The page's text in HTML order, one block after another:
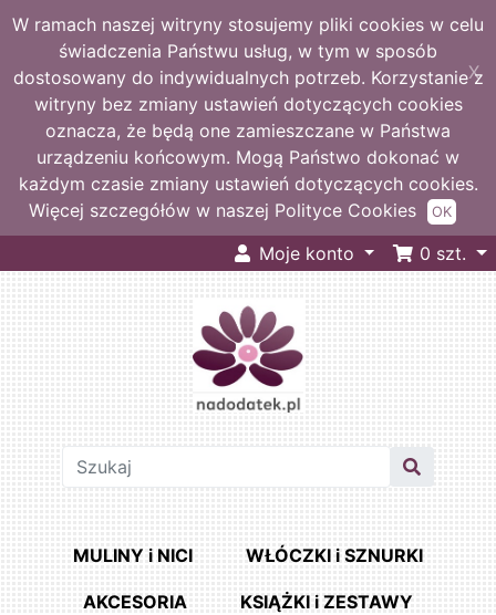
W ramach naszej witryny stosujemy pliki cookies w celu
świadczenia Państwu usług, w tym w sposób
dostosowany do indywidualnych potrzeb. Korzystanie z
witryny bez zmiany ustawień dotyczących cookies
oznacza, że będą one zamieszczane w Państwa
urządzeniu końcowym. Mogą Państwo dokonać w
każdym czasie zmiany ustawień dotyczących cookies.
Więcej szczegółów w naszej Polityce Cookies
X
OK
Moje konto 0 szt.
MULINY i NICI WŁÓCZKI i SZNURKI
AKCESORIA KSIĄŻKI i ZESTAWY